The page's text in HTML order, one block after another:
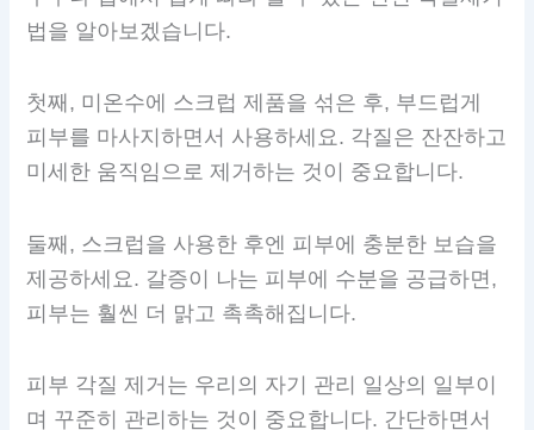
법을 알아보겠습니다.
첫째, 미온수에 스크럽 제품을 섞은 후, 부드럽게
피부를 마사지하면서 사용하세요. 각질은 잔잔하고
미세한 움직임으로 제거하는 것이 중요합니다.
둘째, 스크럽을 사용한 후엔 피부에 충분한 보습을
제공하세요. 갈증이 나는 피부에 수분을 공급하면,
피부는 훨씬 더 맑고 촉촉해집니다.
피부 각질 제거는 우리의 자기 관리 일상의 일부이
며 꾸준히 관리하는 것이 중요합니다. 간단하면서